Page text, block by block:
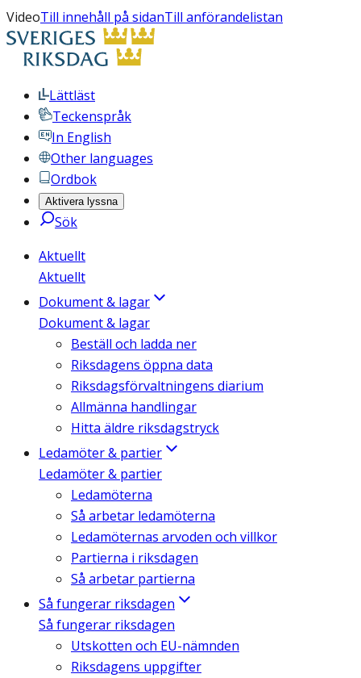
VideoTill innehåll på sidanTill anförandelistan
Lättläst
Teckenspråk
In English
Other languages
Ordbok
Aktivera lyssna
Sök
Aktuellt
Aktuellt
Dokument & lagar
Dokument & lagar
Beställ och ladda ner
Riksdagens öppna data
Riksdagsförvaltningens diarium
Allmänna handlingar
Hitta äldre riksdagstryck
Ledamöter & partier
Ledamöter & partier
Ledamöterna
Så arbetar ledamöterna
Ledamöternas arvoden och villkor
Partierna i riksdagen
Så arbetar partierna
Så fungerar riksdagen
Så fungerar riksdagen
Utskotten och EU-nämnden
Riksdagens uppgifter